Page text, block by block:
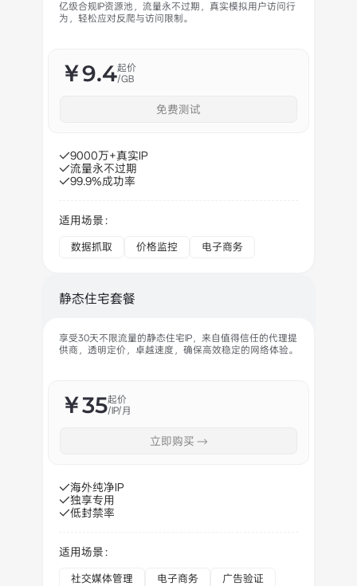
亿级合规IP资源池，流量永不过期，真实模拟用户访问行
为，轻松应对反爬与访问限制。
￥9.4起价
/GB
免费测试
9000万+真实IP
流量永不过期
99.9%成功率
适用场景：
数据抓取 价格监控 电子商务
静态住宅套餐
享受30天不限流量的静态住宅IP，来自值得信任的代理提
供商，透明定价，卓越速度，确保高效稳定的网络体验。
￥35起价
/IP/月
立即购买 →
海外纯净IP
独享专用
低封禁率
适用场景：
社交媒体管理 电子商务 广告验证